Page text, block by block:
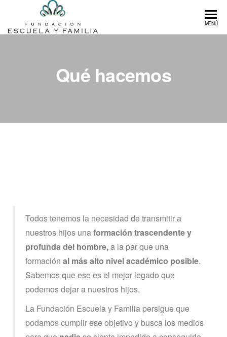
Escuela y
que
libre de
MENÚ
Qué hacemos
Todos tenemos la necesidad de transmitir a
nuestros hijos unaformación trascendente y
profunda del hombre,a la par que una
formación al más alto nivel académico posible.
Sabemos que ese es el mejor legado que
podemos dejar a nuestros hijos.
La Fundación Escuela y Familia persigue que
podamos cumplir ese objetivo y busca los medios